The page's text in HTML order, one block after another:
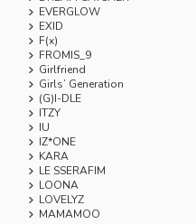
EVERGLOW
EXID
F(x)
FROMIS_9
Girlfriend
Girls’ Generation
(G)I-DLE
ITZY
IU
IZ*ONE
KARA
LE SSERAFIM
LOONA
LOVELYZ
MAMAMOO